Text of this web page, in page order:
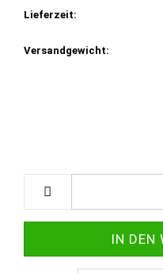
Lieferzeit:
Versandgewicht: